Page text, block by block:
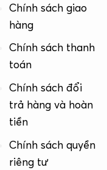
Chính sách giao
hàng
Chính sách thanh
toán
Chính sách đổi
trả hàng và hoàn
tiền
Chính sách quyền
riêng tư